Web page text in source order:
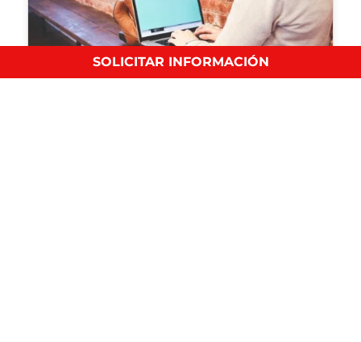
Teoría de Herzberg. ¿La satisfacción mejora el
SOLICITAR INFORMACIÓN